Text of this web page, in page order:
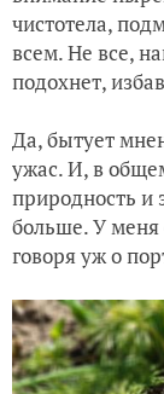
чистотела,
всем. Не все,
подохнет,
Да, бытует
ужас. И, в
природность и
больше. У
говоря уж о